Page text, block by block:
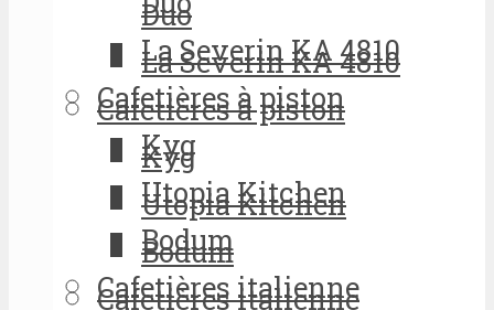
La Severin KA 4810
Cafetières à piston
Kyg
Utopia Kitchen
Bodum
Cafetières italienne
Duo
La Severin KA 4810
Cafetières à piston
Kyg
Utopia Kitchen
Bodum
Cafetières italienne